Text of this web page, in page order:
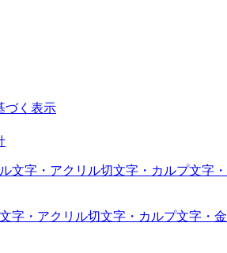
づく表示
字・アクリル切文字・カルプ文字・金